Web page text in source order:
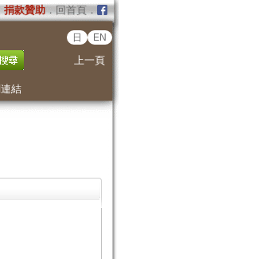
捐款贊助．回首頁．
日 EN
上一頁
結